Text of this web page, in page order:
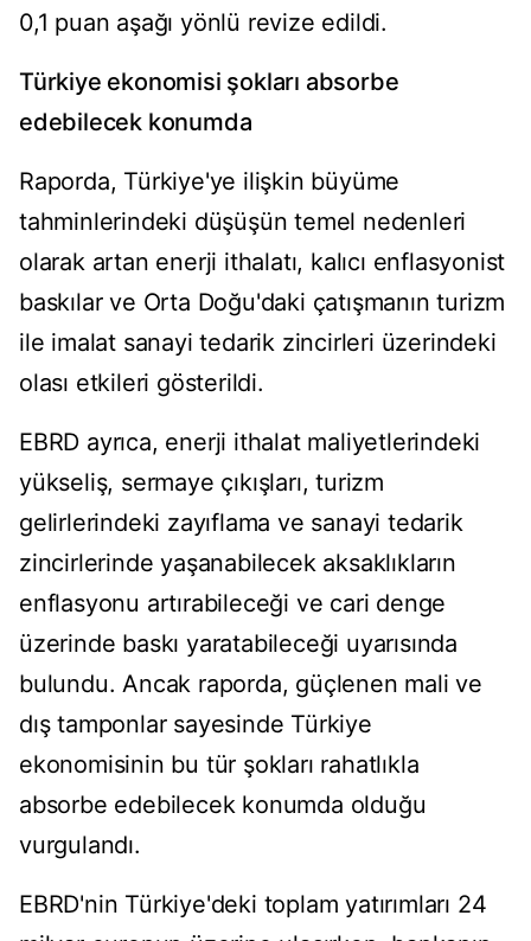
0,1 puan aşağı yönlü revize edildi.
Türkiye ekonomisi şokları absorbe
edebilecek konumda
Raporda, Türkiye'ye ilişkin büyüme
tahminlerindeki düşüşün temel nedenleri
olarak artan enerji ithalatı, kalıcı enflasyonist
baskılar ve Orta Doğu'daki çatışmanın turizm
ile imalat sanayi tedarik zincirleri üzerindeki
olası etkileri gösterildi.
EBRD ayrıca, enerji ithalat maliyetlerindeki
yükseliş, sermaye çıkışları, turizm
gelirlerindeki zayıflama ve sanayi tedarik
zincirlerinde yaşanabilecek aksaklıkların
enflasyonu artırabileceği ve cari denge
üzerinde baskı yaratabileceği uyarısında
bulundu. Ancak raporda, güçlenen mali ve
dış tamponlar sayesinde Türkiye
ekonomisinin bu tür şokları rahatlıkla
absorbe edebilecek konumda olduğu
vurgulandı.
EBRD'nin Türkiye'deki toplam yatırımları 24